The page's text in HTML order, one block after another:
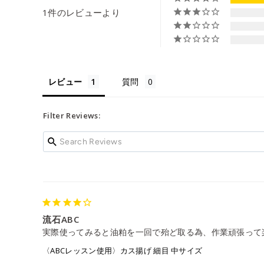
1件のレビューより
レビュー 質問
Filter Reviews:
流石ABC
実際使ってみると油粕を一回で殆ど取る為、作業頑張って
〈ABCレッスン使用〉カス揚げ 細目 中サイズ